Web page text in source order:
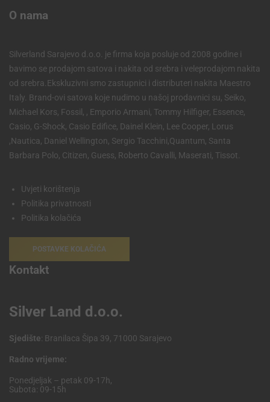
O nama
Silverland Sarajevo d.o.o. je firma koja posluje od 2008 godine i
bavimo se prodajom satova i nakita od srebra i veleprodajom nakita
od srebra.Ekskluzivni smo zastupnici i distributeri nakita Maestro
Italy. Brand-ovi satova koje nudimo u našoj prodavnici su, Seiko,
Michael Kors, Fossil, , Emporio Armani, Tommy Hilfiger, Essence,
Casio, G-Shock, Casio Edifice, Dainel Klein, Lee Cooper, Lorus
,Nautica, Daniel Wellington, Sergio Tacchini,Quantum, Santa
Barbara Polo, Citizen, Guess, Roberto Cavalli, Maserati, Tissot.
Uvjeti korištenja
Politika privatnosti
Politika kolačića
POSTAVKE KOLAČIĆA
Kontakt
Silver Land d.o.o.
Sjedište: Branilaca Šipa 39, 71000 Sarajevo
Radno vrijeme:
Ponedjeljak – petak 09-17h,
Subota: 09-15h